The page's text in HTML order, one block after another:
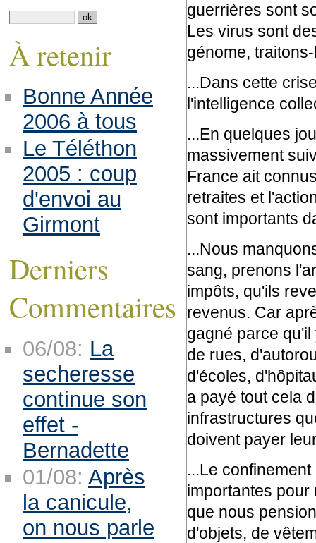
guerrières sont
Les virus sont
génome,
...Dans cette
l'intelligence
...En quelques
massivement
France ait
retraites et
sont importants
...Nous
sang, prenons
impôts, qu'ils
revenus. Car
gagné parce
de rues,
d'écoles,
a payé tout cela
infrastructures
doivent payer
...Le
importantes
que nous
d'objets, de
À retenir
Bonne Année
2006 à tous
Le Téléthon
2005 : coup
d'envoi au
Girmont
Derniers
Commentaires
06/08: La
secheresse
continue son
effet -
Bernadette
01/08: Après
la canicule,
on nous parle